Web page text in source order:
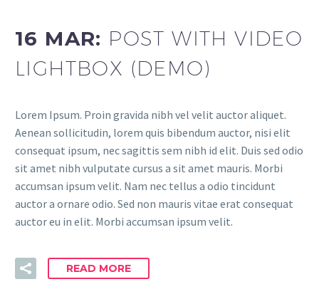
16 MAR: POST WITH VIDEO
LIGHTBOX (DEMO)
Lorem Ipsum. Proin gravida nibh vel velit auctor aliquet.
Aenean sollicitudin, lorem quis bibendum auctor, nisi elit
consequat ipsum, nec sagittis sem nibh id elit. Duis sed odio
sit amet nibh vulputate cursus a sit amet mauris. Morbi
accumsan ipsum velit. Nam nec tellus a odio tincidunt
auctor a ornare odio. Sed non mauris vitae erat consequat
auctor eu in elit. Morbi accumsan ipsum velit.
READ MORE